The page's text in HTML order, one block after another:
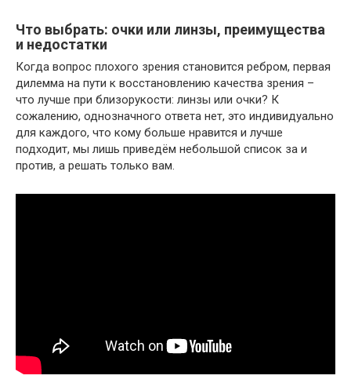
Что выбрать: очки или линзы, преимущества
и недостатки
Когда вопрос плохого зрения становится ребром, первая
дилемма на пути к восстановлению качества зрения –
что лучше при близорукости: линзы или очки? К
сожалению, однозначного ответа нет, это индивидуально
для каждого, что кому больше нравится и лучше
подходит, мы лишь приведём небольшой список за и
против, а решать только вам.